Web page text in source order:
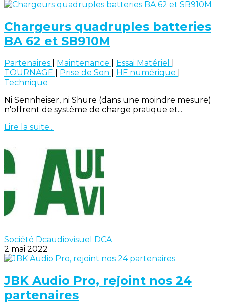
Chargeurs quadruples batteries
BA 62 et SB910M
Partenaires Maintenance Essai Matériel
TOURNAGE
Prise de Son HF numérique
Technique
Ni Sennheiser, ni Shure (dans une moindre mesure)
n'offrent de système de charge pratique et...
Lire la suite...
Société Dcaudiovisuel DCA
2 mai 2022
JBK Audio Pro, rejoint nos 24
partenaires